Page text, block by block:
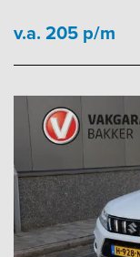
v.a. 205 p/m